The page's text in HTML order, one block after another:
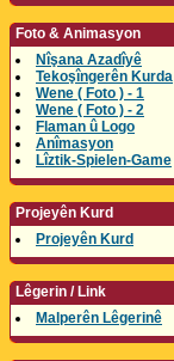
Foto & Animasyon
Nîşana Azadîyê
Tekoşîngerên Kurda
Wene ( Foto ) - 1
Wene ( Foto ) - 2
Flaman û Logo
Anîmasyon
Lîztik-Spielen-Game
Projeyên Kurd
Projeyên Kurd
Lêgerin / Link
Malperên Lêgerinê